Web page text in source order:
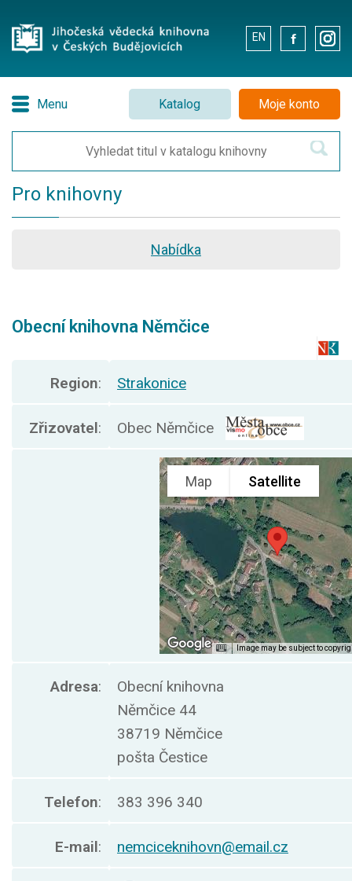
EN . .
Menu Katalog Moje konto
Pro knihovny
Nabídka
Obecní knihovna Němčice
Region: Strakonice
Zřizovatel: Obec Němčice
Adresa:
Obecní knihovna
Němčice 44
38719 Němčice
pošta Čestice
Telefon: 383 396 340
E-mail: nemciceknihovn@email.cz